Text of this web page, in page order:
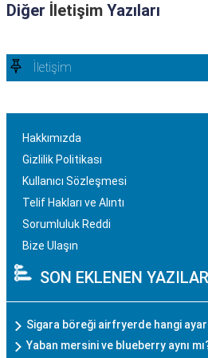
Diğer İletişim Yazıları
İletişim
Hakkımızda
Gizlilik Politikası
Kullanıcı Sözleşmesi
Telif Hakları ve Alıntı
Sorumluluk Reddi
Bize Ulaşın
SON EKLENEN YAZILAR
Sigara böreği airfryerde hangi
Yaban mersini ve blueberry aynı